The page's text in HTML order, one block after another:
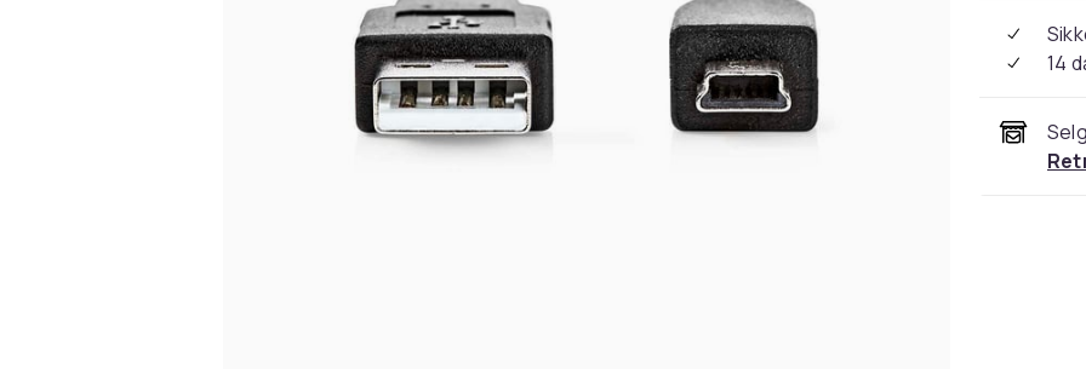
14